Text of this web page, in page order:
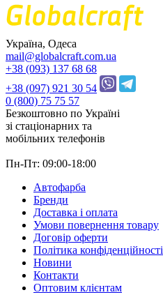
Україна, Одеса
mail@globalcraft.com.ua
+38 (093) 137 68 68
+38 (097) 921 30 54
0 (800) 75 75 57
Безкоштовно по Україні
зі стацiонарних та
мобільних телефонів
Пн-Пт: 09:00-18:00
Автофарба
Бренди
Доставка і оплата
Умови повернення товару
Договір оферти
Політика конфіденційності
Новини
Контакти
Оптовим клієнтам